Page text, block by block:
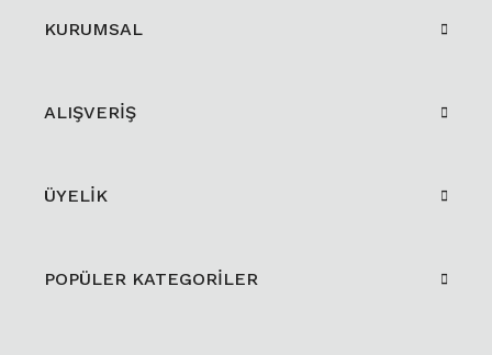
KURUMSAL
ALIŞVERİŞ
ÜYELİK
POPÜLER KATEGORİLER